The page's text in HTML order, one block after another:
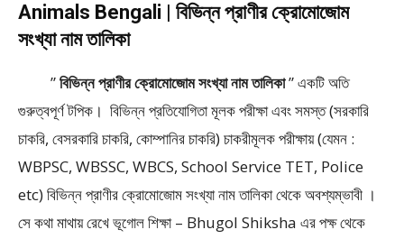
Animals Bengali | বিভিন্ন প্রাণীর ক্রোমোজোম
সংখ্যা নাম তালিকা
”বিভিন্ন প্রাণীর ক্রোমোজোম সংখ্যা নাম তালিকা” একটি অতি
গুরুত্বপূর্ণ টপিক। বিভিন্ন প্রতিযোগিতা মূলক পরীক্ষা এবং সমস্ত (সরকারি
চাকরি, বেসরকারি চাকরি, কোম্পানির চাকরি) চাকরীমূলক পরীক্ষায় (যেমন :
WBPSC, WBSSC, WBCS, School Service TET, Police
etc) বিভিন্ন প্রাণীর ক্রোমোজোম সংখ্যা নাম তালিকা থেকে অবশ্যম্ভাবী ।
সে কথা মাথায় রেখে ভূগোল শিক্ষা – Bhugol Shiksha এর পক্ষ থেকে